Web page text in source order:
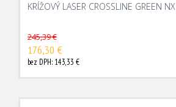
KRÍŽOVÝ LASER CROSSLINE GREEN NX
245,39 €
176,30 €
bez DPH: 143,33 €